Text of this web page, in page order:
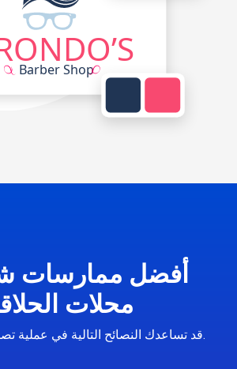
أفضل ممارسات
محلات
قد تساعدك النصائح التالية في عملية تصميم شعار الحلاق.